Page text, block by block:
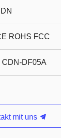
ROHS FCC
CDN-DF05A
mit uns